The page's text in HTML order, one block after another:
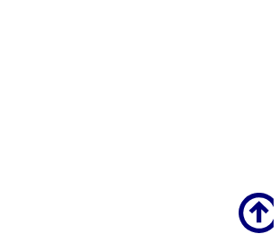
Scroll